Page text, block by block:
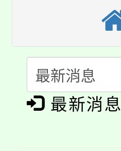
程，歡
心理、諮
系所師生
縣市「
踴躍報名
桃園市
「桃園
展演活動
115年度
義教育推
公告本校
代理(課)
「2026金
最新消